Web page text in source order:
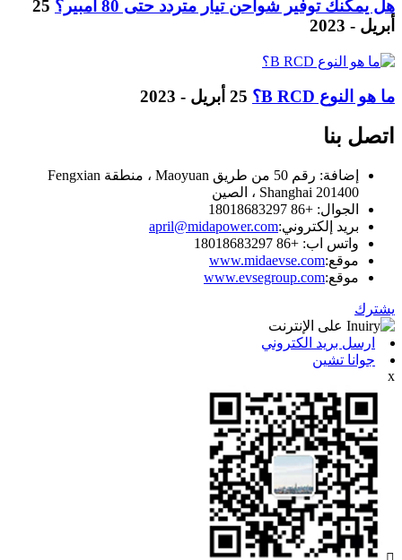
هل يمكنك توفير شواحن تيار متردد حتى 80 أمبير؟
25
أبريل - 2023
ما هو النوع B RCD؟ 25 أبريل - 2023
اتصل بنا
إضافة: رقم 50 من طريق Maoyuan ، منطقة Fengxian
Shanghai 201400 ، الصين
الجوال: +86 18018683297
بريد إلكتروني:april@midapower.com
واتس اب: +86 18018683297
موقع:www.midaevse.com
موقع:www.evsegroup.com
يشترك
ارسل بريد الكتروني
جوانا تشين
x